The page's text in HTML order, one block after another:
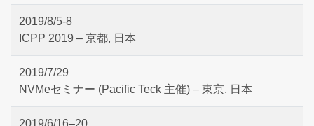
2019/8/5-8
ICPP 2019 – 京都, 日本
2019/7/29
NVMeセミナー (Pacific Teck 主催) – 東京, 日本
2019/6/16–20